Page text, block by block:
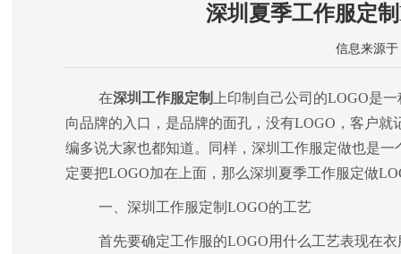
深圳夏季工作服定
信息来源于
在深圳工作服定制
上印制自己公司的LOGO是
向品牌的入口，是品牌的面孔，没有LOGO，客户
编多说大家也都知道。同样，深圳工作服定做也是
定要把LOGO加在上面，那么深圳夏季工作服定做
一、深圳工作服定制LOGO的工艺
首先要确定工作服的LOGO用什么工艺表现在